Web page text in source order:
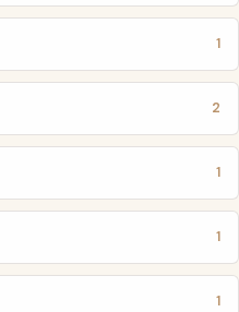
1
2
1
1
1